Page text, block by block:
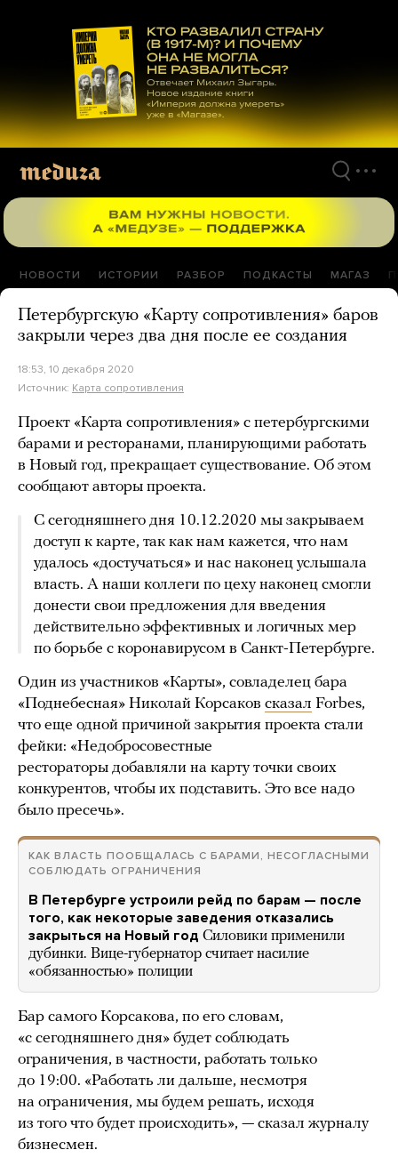
материалам
НОВОСТИ ИСТОРИИ РАЗБОР ПОДКАСТЫ МАГАЗ
Петербургскую «Карту сопротивления» баров
закрыли через два дня после ее создания
18:53, 10 декабря 2020
Источник: Карта сопротивления
Проект «Карта сопротивления» с петербургскими
барами и ресторанами, планирующими работать
в Новый год, прекращает существование. Об этом
сообщают авторы проекта.
С сегодняшнего дня 10.12.2020 мы закрываем
доступ к карте, так как нам кажется, что нам
удалось «достучаться» и нас наконец услышала
власть. А наши коллеги по цеху наконец смогли
донести свои предложения для введения
действительно эффективных и логичных мер
по борьбе с коронавирусом в Санкт-Петербурге.
Один из участников «Карты», совладелец бара
«Поднебесная» Николай Корсаков сказал Forbes,
что еще одной причиной закрытия проекта стали
фейки: «Недобросовестные
рестораторы добавляли на карту точки своих
конкурентов, чтобы их подставить. Это все надо
было пресечь».
КАК ВЛАСТЬ ПООБЩАЛАСЬ С БАРАМИ, НЕСОГЛАСНЫМИ
СОБЛЮДАТЬ ОГРАНИЧЕНИЯ
В Петербурге устроили рейд по барам — после
того, как некоторые заведения отказались
закрыться на Новый год Силовики применили
дубинки. Вице-губернатор считает насилие
«обязанностью» полиции
Бар самого Корсакова, по его словам,
«с сегодняшнего дня» будет соблюдать
ограничения, в частности, работать только
до 19:00. «Работать ли дальше, несмотря
на ограничения, мы будем решать, исходя
из того что будет происходить», — сказал журналу
бизнесмен.